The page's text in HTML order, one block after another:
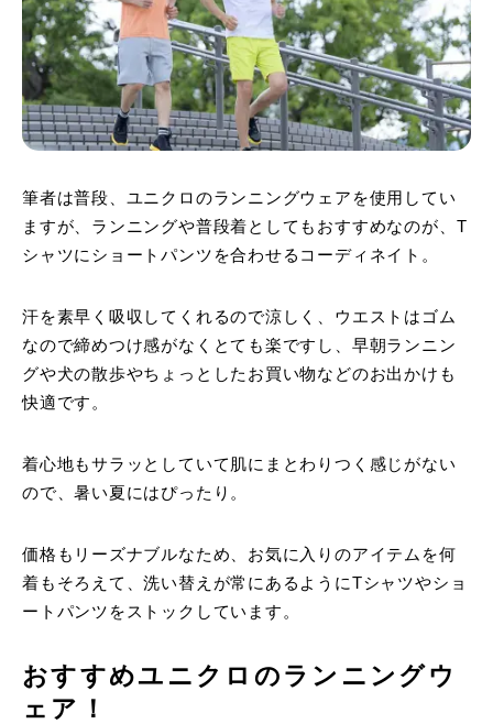
筆者は普段、ユニクロのランニングウェアを使用してい
ますが、ランニングや普段着としてもおすすめなのが、T
シャツにショートパンツを合わせるコーディネイト。
汗を素早く吸収してくれるので涼しく、ウエストはゴム
なので締めつけ感がなくとても楽ですし、早朝ランニン
グや犬の散歩やちょっとしたお買い物などのお出かけも
快適です。
着心地もサラッとしていて肌にまとわりつく感じがない
ので、暑い夏にはぴったり。
価格もリーズナブルなため、お気に入りのアイテムを何
着もそろえて、洗い替えが常にあるようにTシャツやショ
ートパンツをストックしています。
おすすめユニクロのランニングウ
ェア！